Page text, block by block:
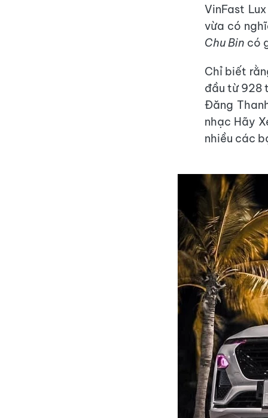
VinFast
vừa có
Chu Bin có
Chỉ biết
đầu từ 928
Đăng
nhạc Hãy
nhiều các